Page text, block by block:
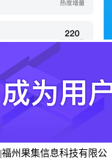
|福州果集信息科技有限公